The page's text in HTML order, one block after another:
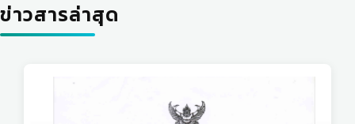
ข่าวสารล่าสุด